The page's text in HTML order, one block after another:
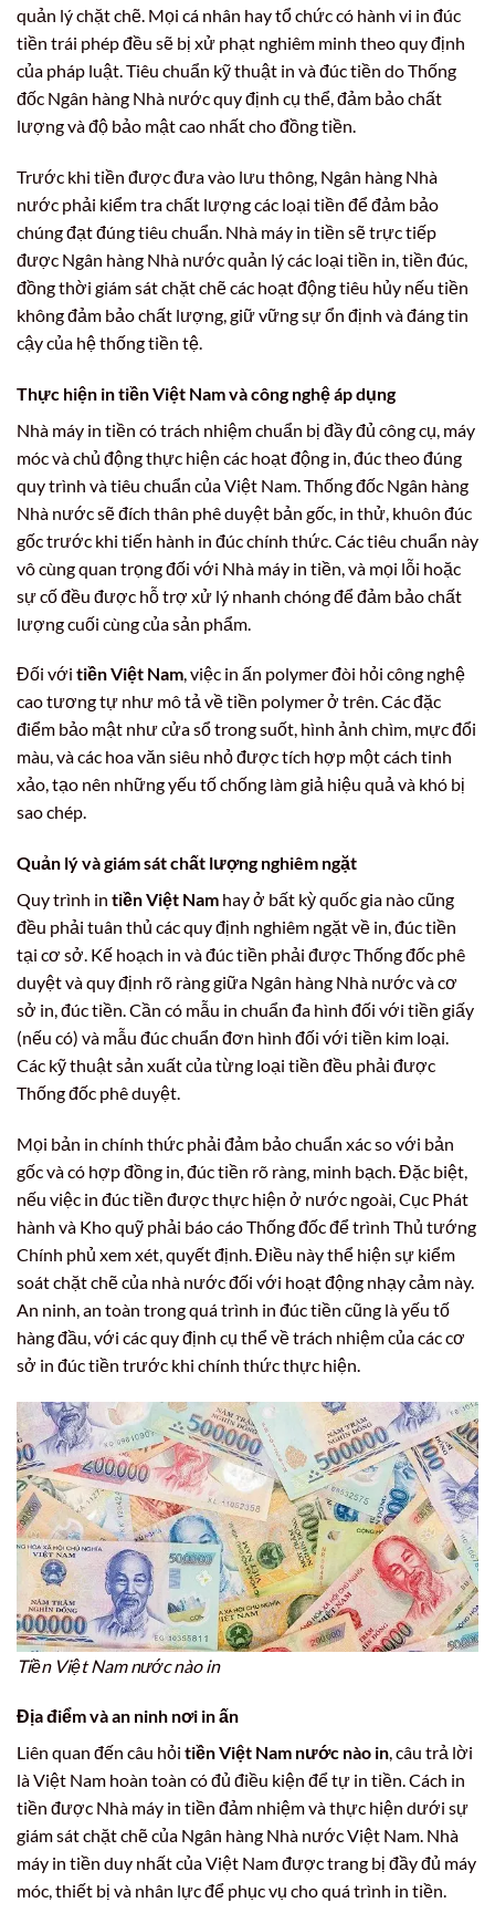
quản lý chặt chẽ. Mọi cá nhân hay tổ chức có hành vi in đúc
tiền trái phép đều sẽ bị xử phạt nghiêm minh theo quy định
của pháp luật. Tiêu chuẩn kỹ thuật in và đúc tiền do Thống
đốc Ngân hàng Nhà nước quy định cụ thể, đảm bảo chất
lượng và độ bảo mật cao nhất cho đồng tiền.
Trước khi tiền được đưa vào lưu thông, Ngân hàng Nhà
nước phải kiểm tra chất lượng các loại tiền để đảm bảo
chúng đạt đúng tiêu chuẩn. Nhà máy in tiền sẽ trực tiếp
được Ngân hàng Nhà nước quản lý các loại tiền in, tiền đúc,
đồng thời giám sát chặt chẽ các hoạt động tiêu hủy nếu tiền
không đảm bảo chất lượng, giữ vững sự ổn định và đáng tin
cậy của hệ thống tiền tệ.
Thực hiện intiền Việt Namvà công nghệ áp dụng
Nhà máy in tiền có trách nhiệm chuẩn bị đầy đủ công cụ, máy
móc và chủ động thực hiện các hoạt động in, đúc theo đúng
quy trình và tiêu chuẩn của Việt Nam. Thống đốc Ngân hàng
Nhà nước sẽ đích thân phê duyệt bản gốc, in thử, khuôn đúc
gốc trước khi tiến hành in đúc chính thức. Các tiêu chuẩn này
vô cùng quan trọng đối với Nhà máy in tiền, và mọi lỗi hoặc
sự cố đều được hỗ trợ xử lý nhanh chóng để đảm bảo chất
lượng cuối cùng của sản phẩm.
Đối với tiền Việt Nam, việc in ấn polymer đòi hỏi công nghệ
cao tương tự như mô tả về tiền polymer ở trên. Các đặc
điểm bảo mật như cửa sổ trong suốt, hình ảnh chìm, mực đổi
màu, và các hoa văn siêu nhỏ được tích hợp một cách tinh
xảo, tạo nên những yếu tố chống làm giả hiệu quả và khó bị
sao chép.
Quản lý và giám sát chất lượng nghiêm ngặt
Quy trình in tiền Việt Nam hay ở bất kỳ quốc gia nào cũng
đều phải tuân thủ các quy định nghiêm ngặt về in, đúc tiền
tại cơ sở. Kế hoạch in và đúc tiền phải được Thống đốc phê
duyệt và quy định rõ ràng giữa Ngân hàng Nhà nước và cơ
sở in, đúc tiền. Cần có mẫu in chuẩn đa hình đối với tiền giấy
(nếu có) và mẫu đúc chuẩn đơn hình đối với tiền kim loại.
Các kỹ thuật sản xuất của từng loại tiền đều phải được
Thống đốc phê duyệt.
Mọi bản in chính thức phải đảm bảo chuẩn xác so với bản
gốc và có hợp đồng in, đúc tiền rõ ràng, minh bạch. Đặc biệt,
nếu việc in đúc tiền được thực hiện ở nước ngoài, Cục Phát
hành và Kho quỹ phải báo cáo Thống đốc để trình Thủ tướng
Chính phủ xem xét, quyết định. Điều này thể hiện sự kiểm
soát chặt chẽ của nhà nước đối với hoạt động nhạy cảm này.
An ninh, an toàn trong quá trình in đúc tiền cũng là yếu tố
hàng đầu, với các quy định cụ thể về trách nhiệm của các cơ
sở in đúc tiền trước khi chính thức thực hiện.
Tiền Việt Nam nước nào in
Địa điểm và an ninh nơi in ấn
Liên quan đến câu hỏi tiền Việt Nam nước nào in, câu trả lời
là Việt Nam hoàn toàn có đủ điều kiện để tự in tiền. Cách in
tiền được Nhà máy in tiền đảm nhiệm và thực hiện dưới sự
giám sát chặt chẽ của Ngân hàng Nhà nước Việt Nam. Nhà
máy in tiền duy nhất của Việt Nam được trang bị đầy đủ máy
móc, thiết bị và nhân lực để phục vụ cho quá trình in tiền.